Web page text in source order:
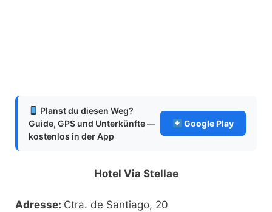
Planst du diesen Weg?
Guide, GPS und Unterkünfte —
kostenlos in der App
Google Play
Hotel Via Stellae
Adresse: Ctra. de Santiago, 20